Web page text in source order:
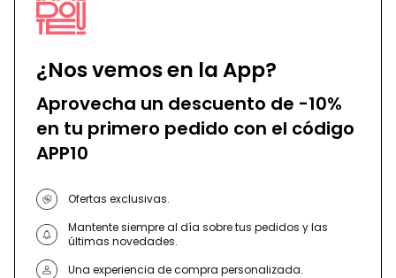
¿Nos vemos en la App?
Aprovecha un descuento de -10%
en tu primero pedido con el código
APP10
Ofertas exclusivas.
Mantente siempre al día sobre tus pedidos y las
últimas novedades.
Una experiencia de compra personalizada.